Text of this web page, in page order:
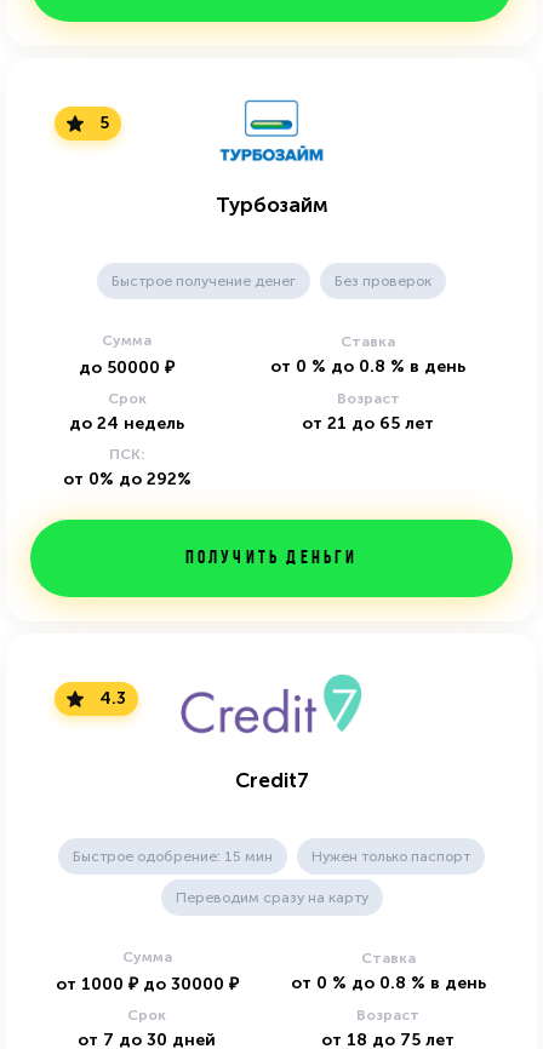
5
Турбозайм
Быстрое получение денег Без проверок
Сумма
до 50000 ₽
Ставка
от 0 % до 0.8 % в день
Срок
до 24 недель
Возраст
от 21 до 65 лет
ПСК:
от 0% до 292%
Получить деньги
4.3
Credit7
Быстрое одобрение: 15 мин Нужен только паспорт
Переводим сразу на карту
Сумма
от 1000 ₽ до 30000 ₽
Ставка
от 0 % до 0.8 % в день
Срок
от 7 до 30 дней
Возраст
от 18 до 75 лет